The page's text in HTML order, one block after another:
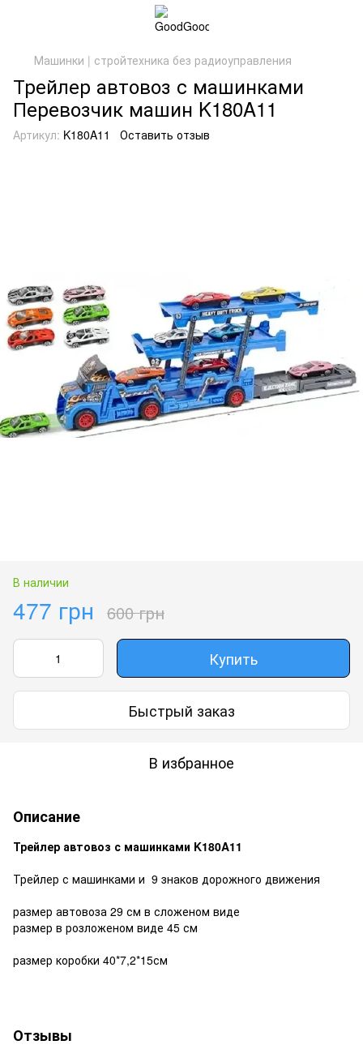
Машинки | стройтехника без радиоуправления
Трейлер автовоз с машинками
Перевозчик машин K180A11
Артикул: K180A11 Оставить отзыв
В наличии
477 грн 600 грн
Купить
Быстрый заказ
В избранное
Описание
Трейлер автовоз с машинками K180A11
Трейлер с машинками и 9 знаков дорожного движения
размер автовоза 29 см в сложеном виде
размер в розложеном виде 45 см
размер коробки 40*7,2*15см
Отзывы